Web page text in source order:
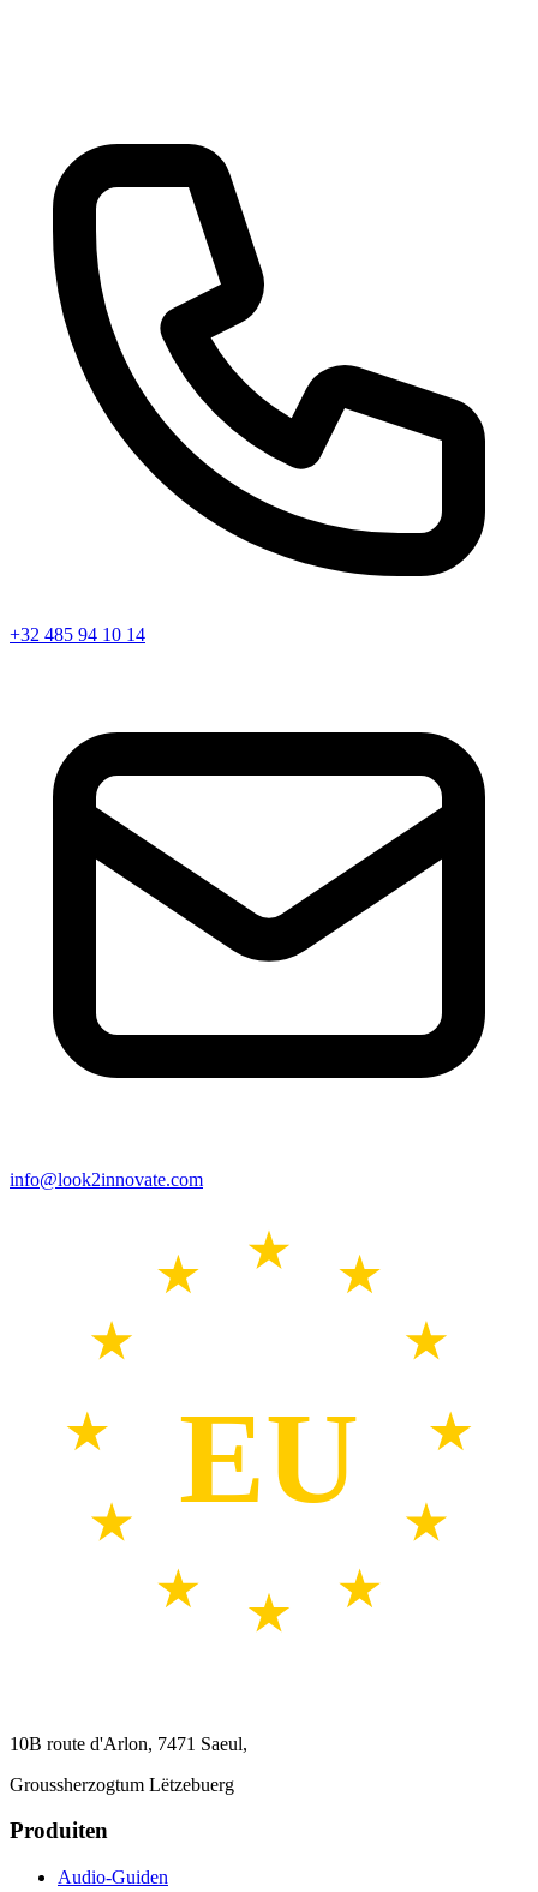
+32 485 94 10 14
info@look2innovate.com
EU
10B route d'Arlon, 7471 Saeul,
Groussherzogtum Lëtzebuerg
Produiten
Audio-Guiden